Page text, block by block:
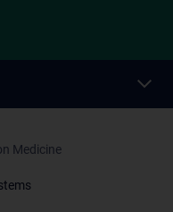
Medicine